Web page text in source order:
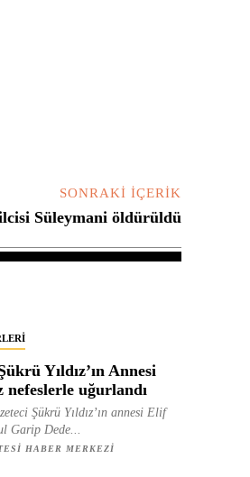
SONRAKI İÇERIK
Süleymani öldürüldü
Yıldız’ın Annesi
nefeslerle uğurlandı
Şükrü Yıldız’ın annesi Elif
Garip Dede...
HABER MERKEZI